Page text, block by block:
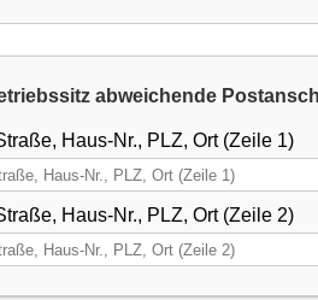
vom Betriebssitz abweichende
Haus-Nr., PLZ, Ort (Zeile 1)
Haus-Nr., PLZ, Ort (Zeile 2)